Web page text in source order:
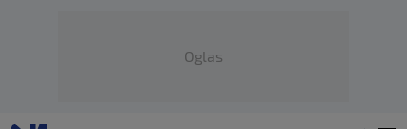
Oglas